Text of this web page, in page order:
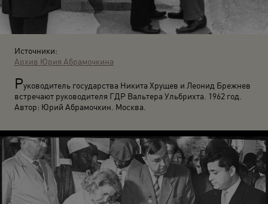
Источники:
Архив Юрия Абрамочкина
Руководитель государства Никита Хрущев и Леонид Брежнев
встречают руководителя ГДР Вальтера Ульбрихта. 1962 год.
Автор: Юрий Абрамочкин. Москва.